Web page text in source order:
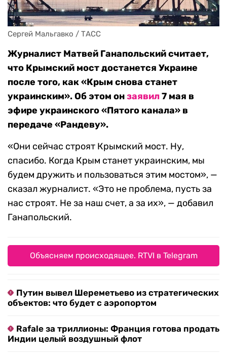
Сергей Мальгавко / ТАСС
Журналист Матвей Ганапольский считает,
что Крымский мост достанется Украине
после того, как «Крым снова станет
украинским». Об этом онзаявил7 мая в
эфире украинского «Пятого канала» в
передаче «Рандеву».
«Они сейчас строят Крымский мост. Ну,
спасибо. Когда Крым станет украинским, мы
будем дружить и пользоваться этим мостом», —
сказал журналист. «Это не проблема, пусть за
нас строят. Не за наш счет, а за их», — добавил
Ганапольский.
Объясняем происходящее. RTVI в Telegram
Путин вывел Шереметьево из стратегических
объектов: что будет с аэропортом
Rafale за триллионы: Франция готова продать
Индии целый воздушный флот